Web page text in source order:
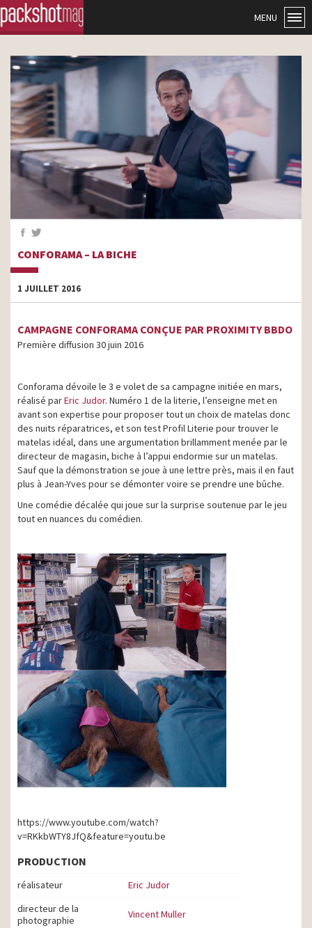
MENU
CONFORAMA – LA BICHE
1 JUILLET 2016
CAMPAGNE CONFORAMA CONÇUE PAR PROXIMITY BBDO
Première diffusion 30 juin 2016
Conforama dévoile le 3 e volet de sa campagne initiée en mars,
réalisé parEric Judor. Numéro 1 de la literie, l’enseigne met en
avant son expertise pour proposer tout un choix de matelas donc
des nuits réparatrices, et son test Profil Literie pour trouver le
matelas idéal, dans une argumentation brillamment menée par le
directeur de magasin, biche à l’appui endormie sur un matelas.
Sauf que la démonstration se joue à une lettre près, mais il en faut
plus à Jean-Yves pour se démonter voire se prendre une bûche.
Une comédie décalée qui joue sur la surprise soutenue par le jeu
tout en nuances du comédien.
https://www.youtube.com/watch?
v=RKkbWTY8JfQ&feature=youtu.be
PRODUCTION
réalisateur
Eric Judor
directeur de la
photographie
Vincent Muller